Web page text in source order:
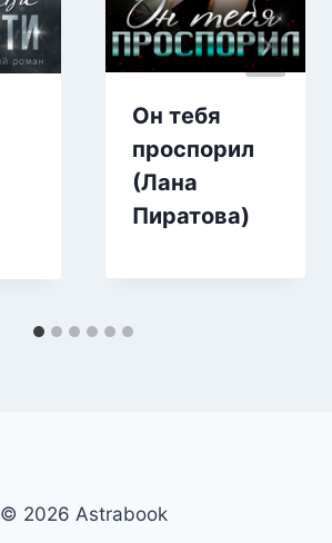
Он тебя
проспорил
(Лана
Пиратова)
© 2026 Аstrabook